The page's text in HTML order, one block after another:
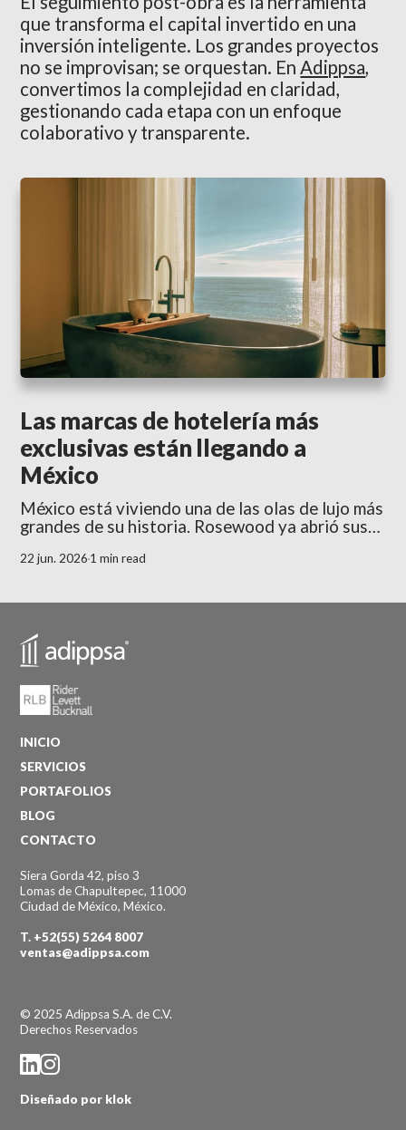
que transforma el capital invertido en una
inversión inteligente. Los grandes proyectos
no se improvisan; se orquestan. EnAdippsa,
convertimos la complejidad en claridad,
gestionando cada etapa con un enfoque
colaborativo y transparente.
Las marcas de hotelería más
exclusivas están llegando a
México
México está viviendo una de las olas de lujo más
grandes de su historia. Rosewood ya abrió sus
llegada a este mismo destino con Milaroca,
Maya con Kanai, y Waldorf Astoria levanta su
22 jun. 20261 min read
INICIO
SERVICIOS
PORTAFOLIOS
BLOG
CONTACTO
Siera Gorda 42, piso 3
Lomas de Chapultepec, 11000
Ciudad de México, México.
T. +52(55) 5264 8007
ventas@adippsa.com
© 2025 Adippsa S.A. de C.V.
Derechos Reservados
Diseñado por klok